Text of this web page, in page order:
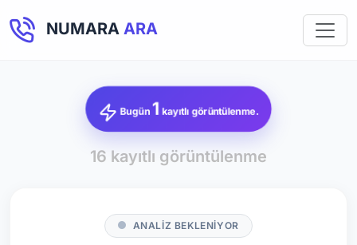
NUMARA ARA
Bugün1 kayıtlı görüntülenme.
16 kayıtlı görüntülenme
ANALİZ BEKLENİYOR